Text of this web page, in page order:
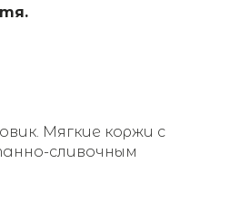
Мягкие коржи с
сливочным